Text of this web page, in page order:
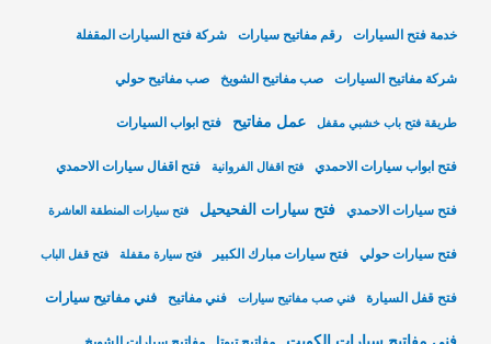
خدمة فتح السيارات رقم مفاتيح سيارات شركة فتح السيارات المقفلة
شركة مفاتيح السيارات صب مفاتيح الشويخ صب مفاتيح حولي
طريقة فتح باب خشبي مقفل عمل مفاتيح فتح ابواب السيارات
فتح ابواب سيارات الاحمدي فتح اقفال الفروانية فتح اقفال سيارات الاحمدي
فتح سيارات الاحمدي فتح سيارات الفحيحيل فتح سيارات المنطقة العاشرة
فتح سيارات حولي فتح سيارات مبارك الكبير فتح سيارة مقفلة فتح قفل الباب
فتح قفل السيارة فني صب مفاتيح سيارات فني مفاتيح فني مفاتيح سيارات
فني مفاتيح سيارات الكويت